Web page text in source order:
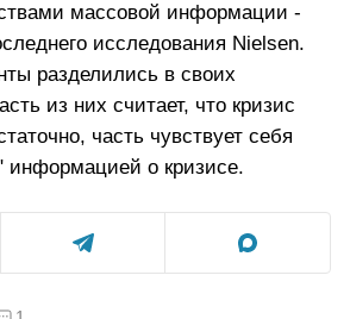
массовой информации -
исследования Nielsen.
разделились в своих
из них считает, что кризис
часть чувствует себя
информацией о кризисе.